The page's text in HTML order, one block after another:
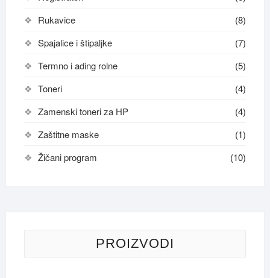
Rukavice
(8)
Spajalice i štipaljke
(7)
Termno i ading rolne
(5)
Toneri
(4)
Zamenski toneri za HP
(4)
Zaštitne maske
(1)
Žičani program
(10)
PROIZVODI